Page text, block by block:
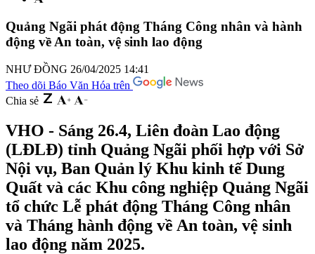
Quảng Ngãi phát động Tháng Công nhân và hành
động về An toàn, vệ sinh lao động
NHƯ ĐỒNG 26/04/2025 14:41
Theo dõi Báo Văn Hóa trên
Chia sẻ
VHO - Sáng 26.4, Liên đoàn Lao động
(LĐLĐ) tỉnh Quảng Ngãi phối hợp với Sở
Nội vụ, Ban Quản lý Khu kinh tế Dung
Quất và các Khu công nghiệp Quảng Ngãi
tổ chức Lễ phát động Tháng Công nhân
và Tháng hành động về An toàn, vệ sinh
lao động năm 2025.